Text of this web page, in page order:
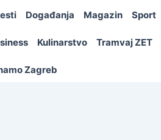
Događanja Magazin Sport
Kulinarstvo Tramvaj ZET
Zagreb